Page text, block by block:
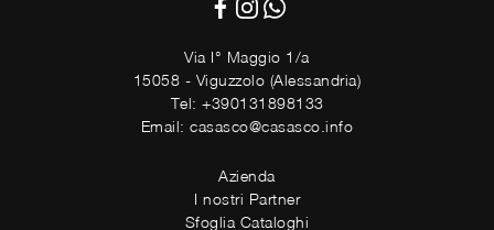
Via I° Maggio 1/a
15058 - Viguzzolo (Alessandria)
Tel: +390131898133
Email: casasco@casasco.info
Azienda
I nostri Partner
Sfoglia Cataloghi